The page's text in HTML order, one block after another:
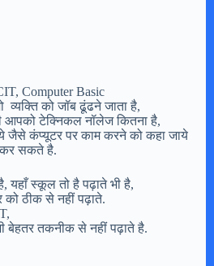
Computer Basic
व्यक्ति को जॉब ढूंढने जाता है,
आपको टेक्निकल नॉलेज कितना है,
जैसे कंप्यूटर पर काम करने को कहा जाये
सकते है.
यहाँ स्कूल तो है पढ़ाते भी है,
ठीक से नहीं पढ़ाते.
बेहतर तकनीक से नहीं पढ़ाते है.